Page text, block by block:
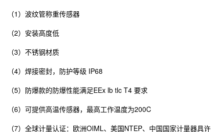
（1）波纹管称重传感器
（2）安装高度低
（3）不锈钢材质
（4）焊接密封，防护等级 IP68
（5）防爆款的防爆性能满足EEx lb tlc T4 要求
（6）可提供高温传感器，最高工作温度为200C
（7）全球计量认证：欧洲OIML、美国NTEP、中国国家计量器具许